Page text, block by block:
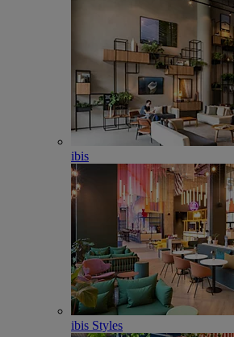
ibis
ibis Styles